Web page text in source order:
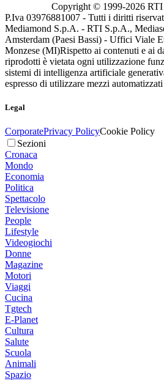
Copyright © 1999-2026 RTI
P.Iva 03976881007 - Tutti i diritti
Mediamond S.p.A. - RTI S.p.A.,
Amsterdam (Paesi Bassi) - Uffici Viale
Monzese (MI)Rispetto ai contenuti e ai
riprodotti è vietata ogni utilizzazione
sistemi di intelligenza artificiale
espresso di utilizzare mezzi
Legal
CorporatePrivacy PolicyCookie Policy
Sezioni
Cronaca
Mondo
Economia
Politica
Spettacolo
Televisione
People
Lifestyle
Videogiochi
Donne
Magazine
Motori
Viaggi
Cucina
Tgtech
E-Planet
Cultura
Salute
Scuola
Animali
Spazio